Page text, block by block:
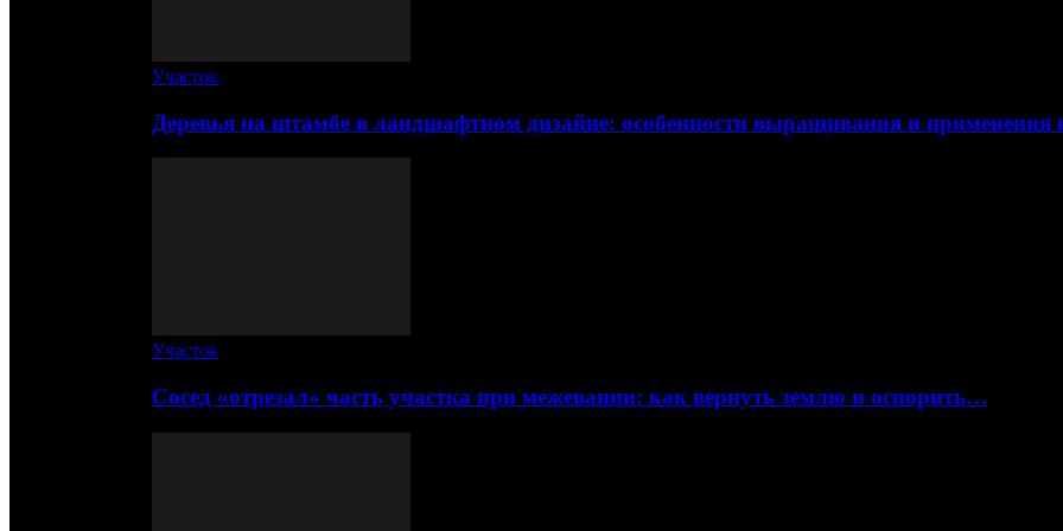
Участок
Деревья на штамбе в ландшафтном дизайне: особенности выращивания и
Участок
Сосед «отрезал» часть участка при межевании: как вернуть землю и оспорить…